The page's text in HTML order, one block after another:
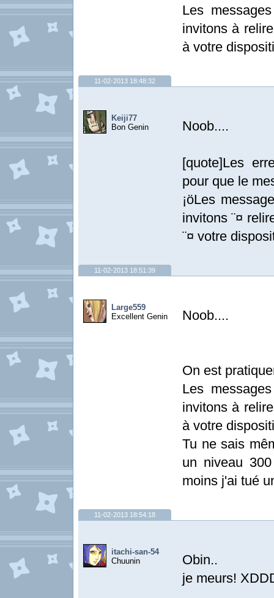
Les
invitons à
à votre
11-02-2013 18:48:32
Keiji77
Bon Genin
Noob....
[quote]Les
pour que le
¡öLes
invitons ¨¤
¨¤ votre
11-02-2013 18:51:39
Large559
Excellent Genin
Noob....
On est
Les
invitons à
à votre
Tu ne sais
un niveau
moins j'ai tué
11-02-2013 18:54:18
itachi-san-54
Chuunin
Obin..
je meurs!